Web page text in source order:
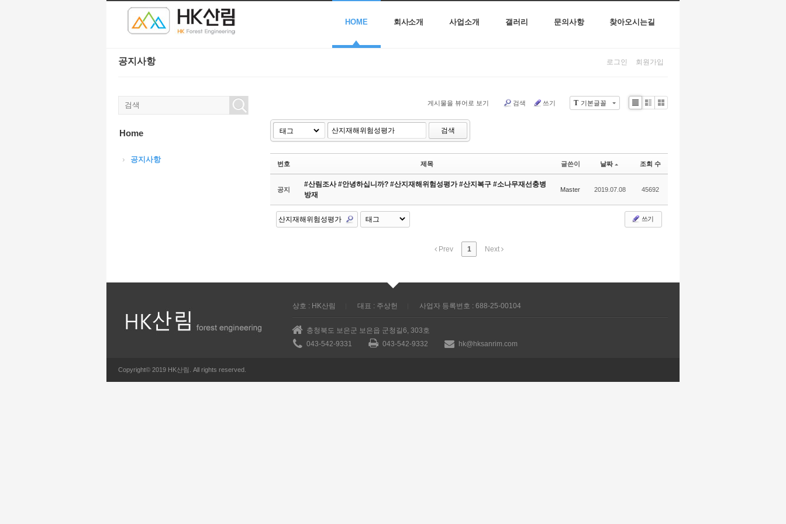
HOME 회사소개 사업소개 갤러리 문의사항 찾아오시는길
로그인 회원가입
공지사항
T 기본글꼴
게시물을 뷰어로 보기 검색 쓰기
검색
Li
Zi
G
y
번호 제목 글쓴이 날짜 조회 수
공지
#산림조사 #안녕하십니까? #산지재해위험성평가 #산지복구 #소나무재선충병
방재
Master 2019.07.08 45692
쓰기
Prev 1 Next
Home
공지사항
상호 : HK산림 대표 : 주상헌 사업자 등록번호 : 688-25-00104
충청북도 보은군 보은읍 군청길6, 303호
043-542-9331
043-542-9332 hk@hksanrim.com
Copyright© 2019 HK산림. All rights reserved.
Sketchbook5, 스케치북5
Sketchbook5, 스케치북5
Sketchbook5, 스케치북5
Sketchbook5, 스케치북5